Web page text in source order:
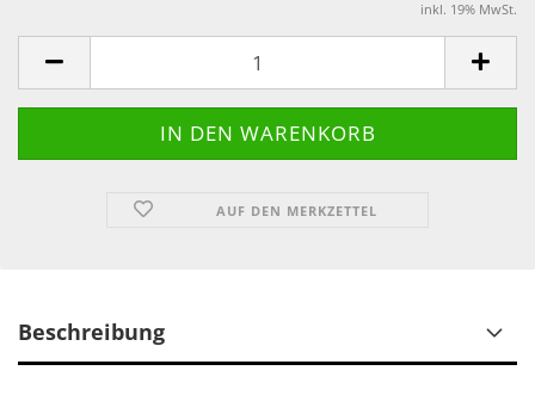
inkl. 19% MwSt.
AUF DEN MERKZETTEL
Beschreibung